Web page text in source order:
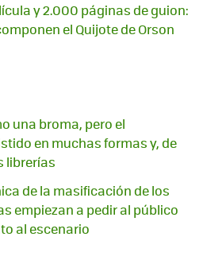
y 2.000 páginas de guion:
el Quijote de Orson
una broma, pero el
en muchas formas y, de
librerías
de la masificación de los
empiezan a pedir al público
al escenario